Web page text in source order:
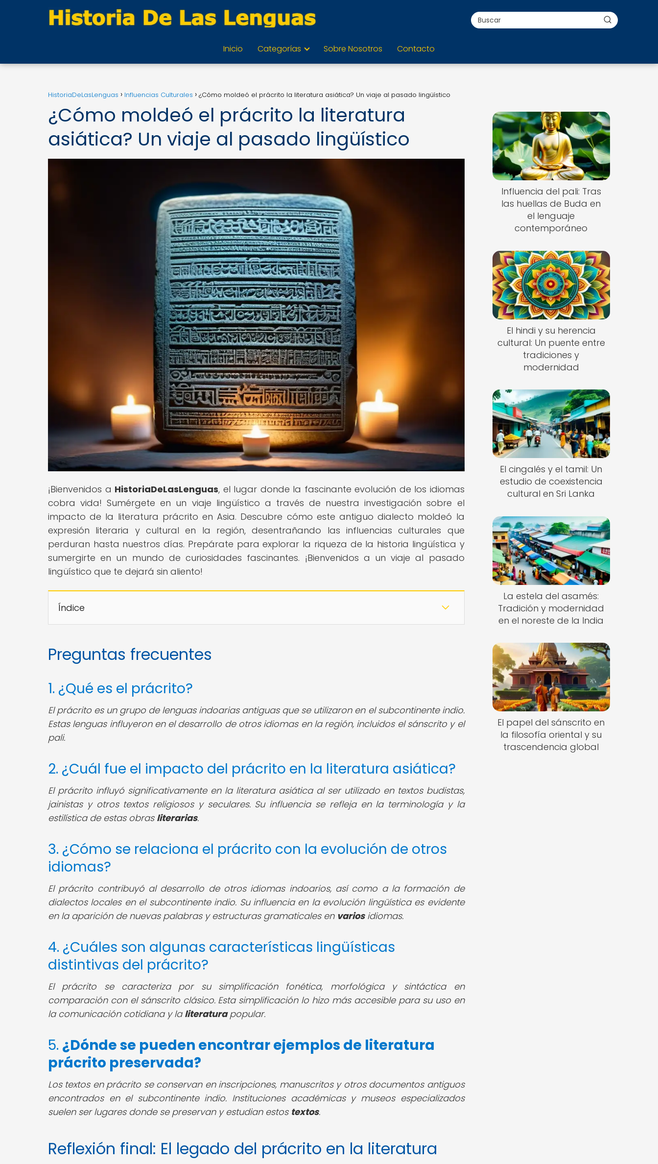
Inicio Categorías Sobre Nosotros Contacto
HistoriaDeLasLenguas Influencias Culturales ¿Cómo moldeó el prácrito la literatura asiática? Un viaje al pasado lingüístico
¿Cómo moldeó el prácrito la literatura
asiática? Un viaje al pasado lingüístico
¡Bienvenidos a HistoriaDeLasLenguas, el lugar donde la fascinante evolución de los idiomas
cobra vida! Sumérgete en un viaje lingüístico a través de nuestra investigación sobre el
impacto de la literatura prácrito en Asia. Descubre cómo este antiguo dialecto moldeó la
expresión literaria y cultural en la región, desentrañando las influencias culturales que
perduran hasta nuestros días. Prepárate para explorar la riqueza de la historia lingüística y
sumergirte en un mundo de curiosidades fascinantes. ¡Bienvenidos a un viaje al pasado
lingüístico que te dejará sin aliento!
Índice
Preguntas frecuentes
1. ¿Qué es el prácrito?
El prácrito es un grupo de lenguas indoarias antiguas que se utilizaron en el subcontinente indio.
Estas lenguas influyeron en el desarrollo de otros idiomas en la región, incluidos el sánscrito y el
pali.
2. ¿Cuál fue el impacto del prácrito en la literatura asiática?
El prácrito influyó significativamente en la literatura asiática al ser utilizado en textos budistas,
jainistas y otros textos religiosos y seculares. Su influencia se refleja en la terminología y la
estilística de estas obras literarias.
3. ¿Cómo se relaciona el prácrito con la evolución de otros
idiomas?
El prácrito contribuyó al desarrollo de otros idiomas indoarios, así como a la formación de
dialectos locales en el subcontinente indio. Su influencia en la evolución lingüística es evidente
en la aparición de nuevas palabras y estructuras gramaticales en variosidiomas.
4. ¿Cuáles son algunas características lingüísticas
distintivas del prácrito?
El prácrito se caracteriza por su simplificación fonética, morfológica y sintáctica en
comparación con el sánscrito clásico. Esta simplificación lo hizo más accesible para su uso en
la comunicación cotidiana y la literaturapopular.
5. ¿Dónde se pueden encontrar ejemplos de literatura
prácrito preservada?
Los textos en prácrito se conservan en inscripciones, manuscritos y otros documentos antiguos
encontrados en el subcontinente indio. Instituciones académicas y museos especializados
suelen ser lugares donde se preservan y estudian estos textos.
Reflexión final: El legado del prácrito en la literatura
Influencia del pali: Tras
las huellas de Buda en
el lenguaje
contemporáneo
El hindi y su herencia
cultural: Un puente entre
tradiciones y
modernidad
El cingalés y el tamil: Un
estudio de coexistencia
cultural en Sri Lanka
La estela del asamés:
Tradición y modernidad
en el noreste de la India
El papel del sánscrito en
la filosofía oriental y su
trascendencia global